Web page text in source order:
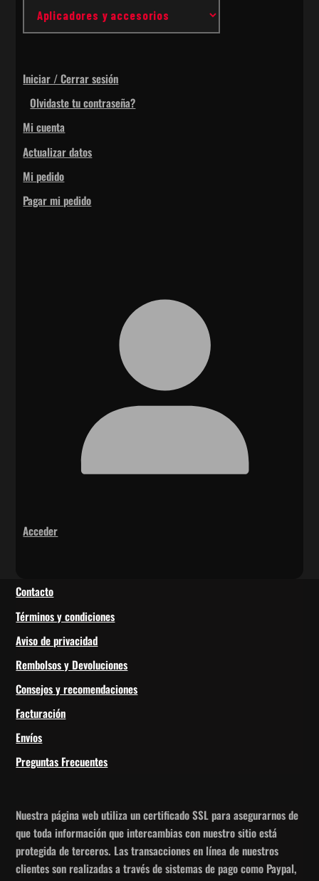
Iniciar / Cerrar sesión
Olvidaste tu contraseña?
Mi cuenta
Actualizar datos
Mi pedido
Pagar mi pedido
Acceder
Contacto
Términos y condiciones
Aviso de privacidad
Rembolsos y Devoluciones
Consejos y recomendaciones
Facturación
Envíos
Preguntas Frecuentes
Nuestra página web utiliza un certificado SSL para asegurarnos de
que toda información que intercambias con nuestro sitio está
protegida de terceros. Las transacciones en línea de nuestros
clientes son realizadas a través de sistemas de pago como Paypal,